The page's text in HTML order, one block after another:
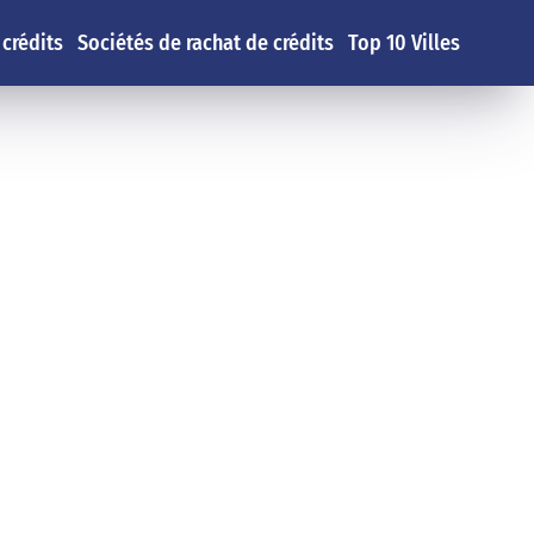
Sociétés de rachat de crédits Top 10 Villes